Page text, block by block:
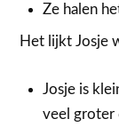
Ze halen
Het lijkt Josje
Josje is
veel groter